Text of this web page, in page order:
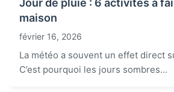
Jour de pluie : 6 activités à
maison
février 16, 2026
La météo a souvent un effet direct
C’est pourquoi les jours sombres...